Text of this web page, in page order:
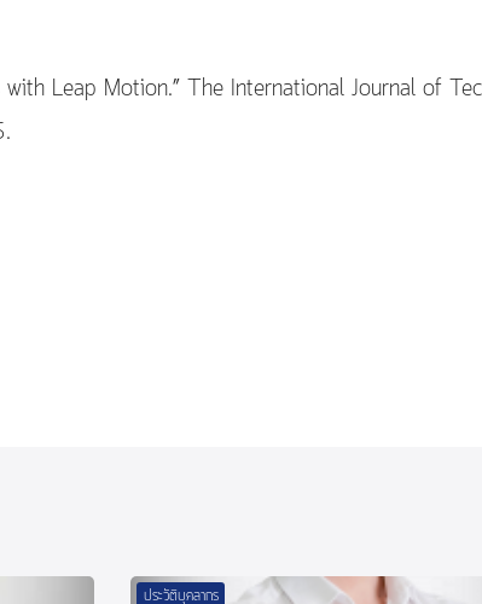
Leap Motion.” The International Journal of
ประวัติบุคลากร